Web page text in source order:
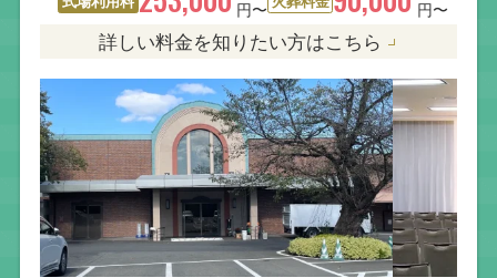
円〜 円〜
詳しい料金を知りたい方はこちら